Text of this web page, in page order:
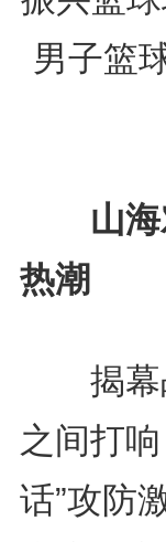
男子篮
山
热潮
揭幕
之间打
话”攻防